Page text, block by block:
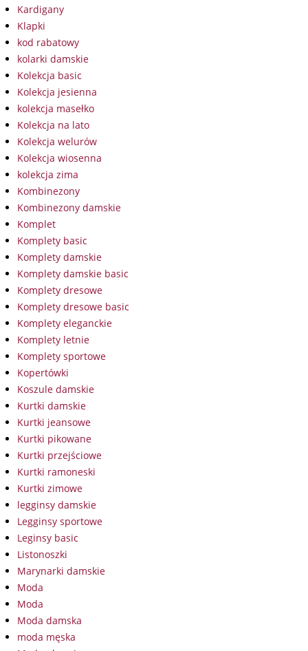
Kardigany
Klapki
kod rabatowy
kolarki damskie
Kolekcja basic
Kolekcja jesienna
kolekcja masełko
Kolekcja na lato
Kolekcja welurów
Kolekcja wiosenna
kolekcja zima
Kombinezony
Kombinezony damskie
Komplet
Komplety basic
Komplety damskie
Komplety damskie basic
Komplety dresowe
Komplety dresowe basic
Komplety eleganckie
Komplety letnie
Komplety sportowe
Kopertówki
Koszule damskie
Kurtki damskie
Kurtki jeansowe
Kurtki pikowane
Kurtki przejściowe
Kurtki ramoneski
Kurtki zimowe
legginsy damskie
Legginsy sportowe
Leginsy basic
Listonoszki
Marynarki damskie
Moda
Moda
Moda damska
moda męska